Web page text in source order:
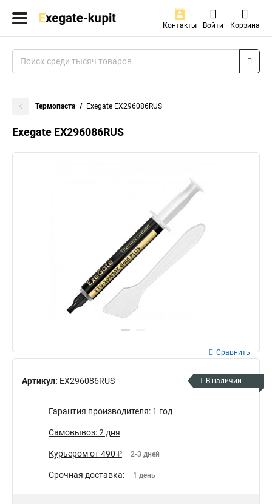
Контакты Войти Корзина
Термопаста Exegate EX296086RUS
Exegate EX296086RUS
Артикул: EX296086RUS
Сравнить
В наличии
Гарантия производителя: 1 год
Самовывоз: 2 дня
Курьером от 490 ₽ 2-3 дней
Срочная доставка: 1 день